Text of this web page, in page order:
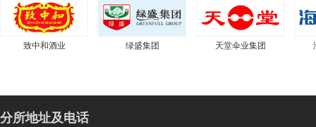
致中和酒业 绿盛集团 天堂伞业集团
分所地址及电话